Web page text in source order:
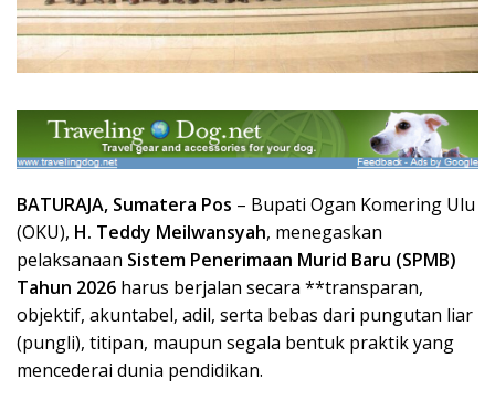
BATURAJA, Sumatera Pos – Bupati Ogan Komering Ulu
(OKU), H. Teddy Meilwansyah, menegaskan
pelaksanaan Sistem Penerimaan Murid Baru (SPMB)
Tahun 2026 harus berjalan secara **transparan,
objektif, akuntabel, adil, serta bebas dari pungutan liar
(pungli), titipan, maupun segala bentuk praktik yang
mencederai dunia pendidikan.